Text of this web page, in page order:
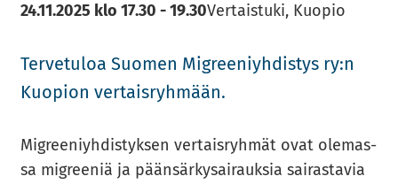
24.11.2025 klo 17.30 -19.30Vertaistuki, Kuopio
Ter­ve­tu­loa Suo­men Migree­niyh­dis­tys ry:n
Kuo­pion ver­tais­ryh­mään.
Migree­niyh­dis­tyk­sen ver­tais­ryh­mät ovat ole­mas­
sa migree­niä ja pään­sär­ky­sai­rauk­sia sai­ras­ta­via